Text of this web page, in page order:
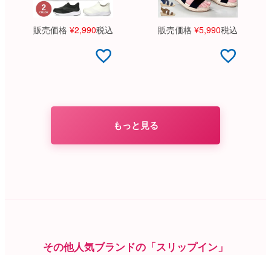
販売価格 ¥2,990税込 販売価格 ¥5,990税込
もっと見る
その他人気ブランドの「スリップイン」